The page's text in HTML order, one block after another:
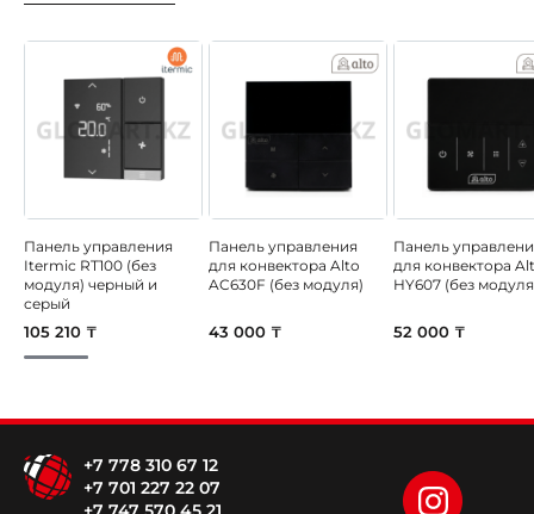
Панель управления
Itermic RT100 (без
модуля) черный и
серый
105 210 ₸
Панель управления
для конвектора Alto
AC630F (без модуля)
43 000 ₸
Панель
для конвектора
HY607 (без
52 000 ₸
+7 778 310 67 12
+7 701 227 22 07